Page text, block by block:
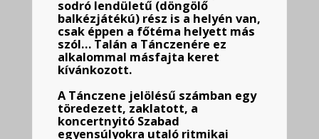
sodró lendületű (döngölő
balkézjátékú) rész is a helyén van,
csak éppen a főtéma helyett más
szól… Talán a Tánczenére ez
alkalommal másfajta keret
kívánkozott.
A Tánczene jelölésű számban egy
töredezett, zaklatott, a
koncertnyitó Szabad
egyensúlyokra utaló ritmikai